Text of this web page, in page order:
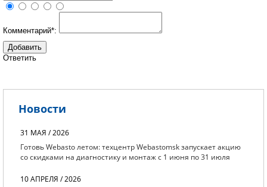
Комментарий*:
Ответить
Новости
31 МАЯ / 2026
Готовь Webasto летом: техцентр Webastomsk запускает акцию
со скидками на диагностику и монтаж с 1 июня по 31 июля
10 АПРЕЛЯ / 2026